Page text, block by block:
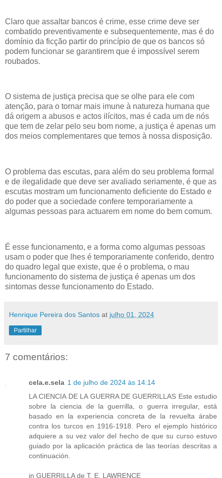
Claro que assaltar bancos é crime, esse crime deve ser
combatido preventivamente e subsequentemente, mas é do
domínio da ficção partir do princípio de que os bancos só
podem funcionar se garantirem que é impossível serem
roubados.
O sistema de justiça precisa que se olhe para ele com
atenção, para o tornar mais imune à natureza humana que
dá origem a abusos e actos ilícitos, mas é cada um de nós
que tem de zelar pelo seu bom nome, a justiça é apenas um
dos meios complementares que temos à nossa disposição.
O problema das escutas, para além do seu problema formal
e de ilegalidade que deve ser avaliado seriamente, é que as
escutas mostram um funcionamento deficiente do Estado e
do poder que a sociedade confere temporariamente a
algumas pessoas para actuarem em nome do bem comum.
É esse funcionamento, e a forma como algumas pessoas
usam o poder que lhes é temporariamente conferido, dentro
do quadro legal que existe, que é o problema, o mau
funcionamento do sistema de justiça é apenas um dos
sintomas desse funcionamento do Estado.
Henrique Pereira dos Santos at julho 01, 2024
Partilhar
7 comentários:
cela.e.sela 1 de julho de 2024 às 14:14
LA CIENCIA DE LA GUERRA DE GUERRILLAS Este estudio
sobre la ciencia de la guerrilla, o guerra irregular, está
basado en la experiencia concreta de la revuelta árabe
contra los turcos en 1916-1918. Pero el ejemplo histórico
adquiere a su vez valor del hecho de que su curso estuvo
guiado por la aplicación práctica de las teorías descritas a
continuación.
in GUERRILLA de T. E. LAWRENCE